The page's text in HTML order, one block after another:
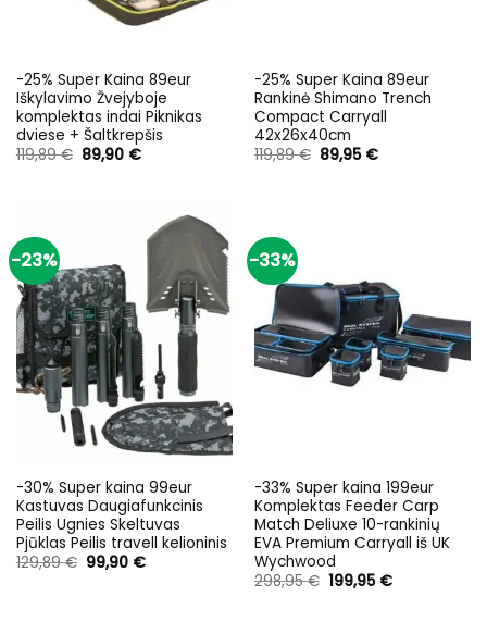
-25% Super Kaina 89eur
Iškylavimo Žvejyboje
komplektas indai Piknikas
dviese + Šaltkrepšis
119,89€ Original
price
89,90 €Current
-25% Super Kaina 89eur
Rankinė Shimano Trench
Compact Carryall
42x26x40cm
119,89€ Original
price
89,95 €Current
-23%
-30% Super kaina 99eur
Kastuvas Daugiafunkcinis
Peilis Ugnies Skeltuvas
Pjūklas Peilis travell kelioninis
129,89€ Original
price
99,90 €Current
-33%
-33% Super kaina 199eur
Komplektas Feeder Carp
Match Deliuxe 10-rankinių
EVA Premium Carryall iš UK
Wychwood
298,95€ Original
price
199,95 €Current